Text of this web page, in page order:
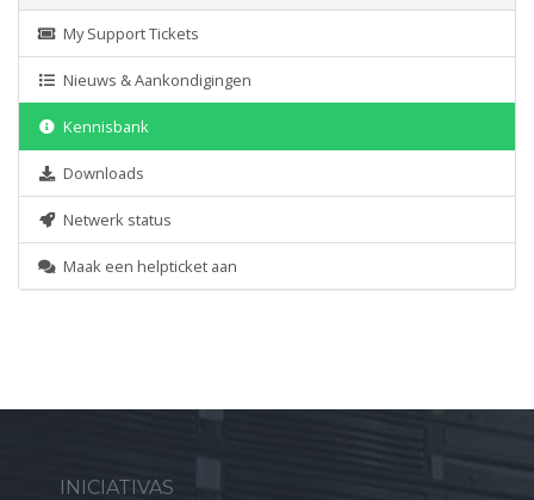
My Support Tickets
Nieuws & Aankondigingen
Kennisbank
Downloads
Netwerk status
Maak een helpticket aan
INICIATIVAS